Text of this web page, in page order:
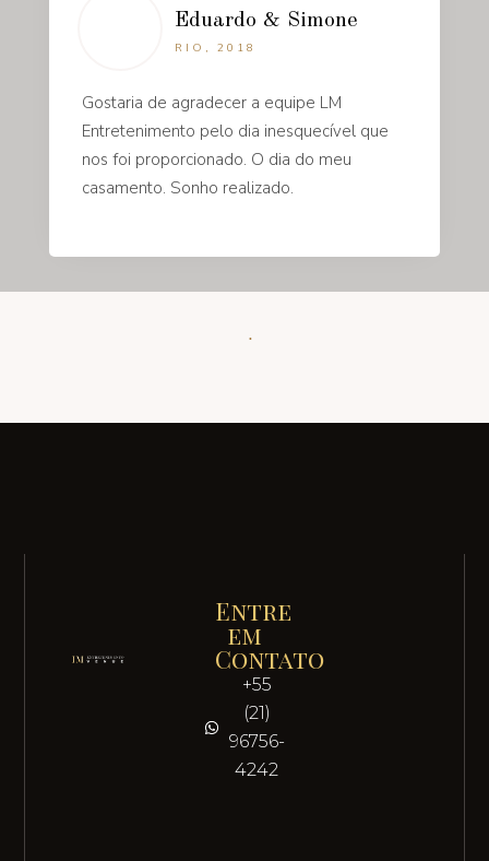
Eduardo & Simone
RIO, 2018
Gostaria de agradecer a equipe LM
Entretenimento pelo dia inesquecível que
nos foi proporcionado. O dia do meu
casamento. Sonho realizado.
Entre
em
Contato
+55
(21)
96756-
4242